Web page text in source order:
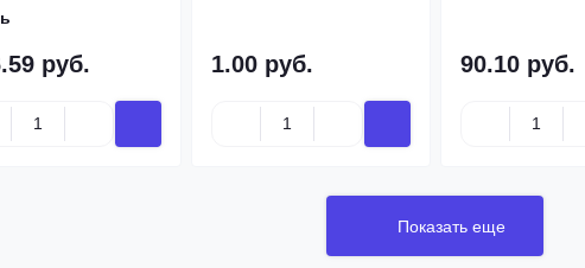
руб. 1.00 руб. 90.10 руб.
Показать еще